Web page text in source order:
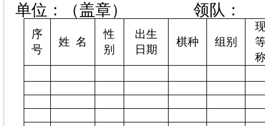
单位：（盖章） 领队：
序
号
姓 名
性
别
出生
日期
棋种 组别